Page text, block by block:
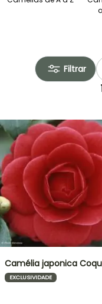
Filtrar
Camélia japonica
EXCLUSIVIDADE